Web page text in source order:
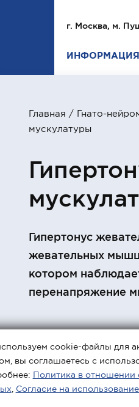
г. Москва, м.
ИНФОРМАЦИЯ
Главная / Гнато-
мускулатуры
Гипертонус
жевательных
котором
перенапряжение
Причины
cookie-файлы для
вы соглашаетесь с
Политика в отношении
Согласие на